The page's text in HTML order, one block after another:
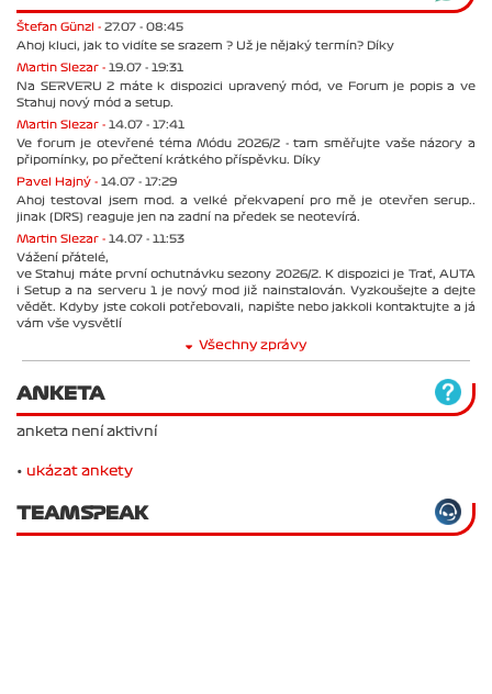
Štefan Günzl - 27.07 - 08:45
Ahoj kluci, jak to vidíte se srazem ? Už je nějaký termín? Díky
Martin Slezar - 19.07 - 19:31
Na SERVERU 2 máte k dispozici upravený mód, ve Forum je popis a ve
Stahuj nový mód a setup.
Martin Slezar - 14.07 - 17:41
Ve forum je otevřené téma Módu 2026/2 - tam směřujte vaše názory a
připomínky, po přečtení krátkého příspěvku. Díky
Pavel Hajný - 14.07 - 17:29
Ahoj testoval jsem mod. a velké překvapení pro mě je otevřen serup..
jinak (DRS) reaguje jen na zadní na předek se neotevírá.
Martin Slezar - 14.07 - 11:53
Vážení přátelé,
ve Stahuj máte první ochutnávku sezony 2026/2. K dispozici je Trať, AUTA
i Setup a na serveru 1 je nový mod již nainstalován. Vyzkoušejte a dejte
vědět. Kdyby jste cokoli potřebovali, napište nebo jakkoli kontaktujte a já
vám vše vysvětlí
Všechny zprávy
ANKETA
anketa není aktivní
• ukázat ankety
TEAMSPEAK